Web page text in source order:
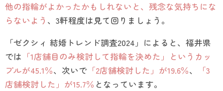
他の指輪がよかったかもしれないと、残念な気持ちにな
らないよう 、3軒程度は見て回りましょう。
「ゼクシィ 結婚トレンド調査2024」によると、福井県
では 「1店舗目のみ検討して指輪を決めた」というカッ
プルが45.1％、次いで「2店舗検討した」が19.6％、
「3
店舗検討した」が15.7％ となっています。